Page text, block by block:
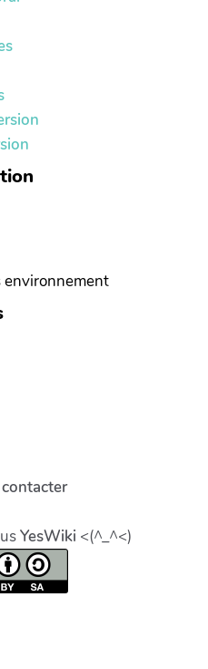
environnement
YesWiki <(^_^<)